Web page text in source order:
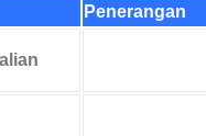
Penerangan